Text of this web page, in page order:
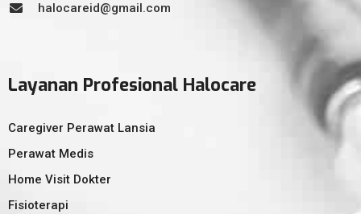
halocareid@gmail.com
Layanan Profesional Halocare
Caregiver Perawat Lansia
Perawat Medis
Home Visit Dokter
Fisioterapi